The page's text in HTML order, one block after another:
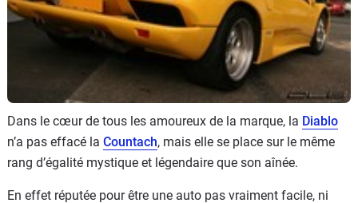
Moto
Dans le cœur de tous les amoureux de la marque, la Diablo
n’a pas effacé la Countach, mais elle se place sur le même
rang d’égalité mystique et légendaire que son aînée.
En effet réputée pour être une auto pas vraiment facile, ni